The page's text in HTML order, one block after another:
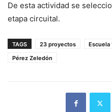
De esta actividad se
etapa circuital.
TAGS 23 proyectos Escuela
Pérez Zeledón